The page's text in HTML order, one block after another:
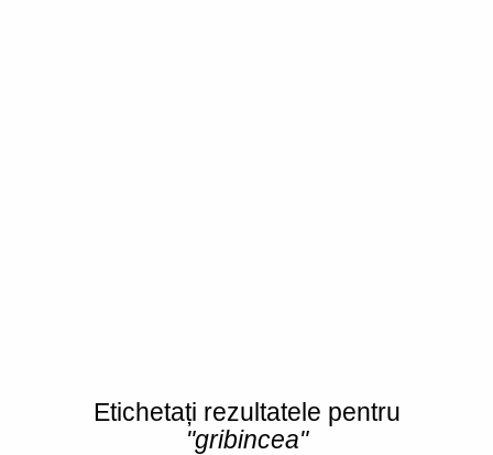
Etichetați rezultatele pentru
"gribincea"